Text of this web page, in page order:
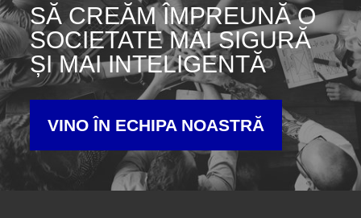
SĂ CREĂM ÎMPREUNĂ O
SOCIETATE MAI SIGURĂ
ȘI MAI INTELIGENTĂ
VINO ÎN ECHIPA NOASTRĂ